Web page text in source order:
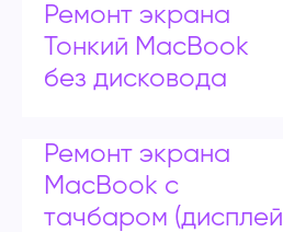
Ремонт экрана
Тонкий MacBook
без дисковода
Ремонт экрана
MacBook с
тачбаром (дисплей